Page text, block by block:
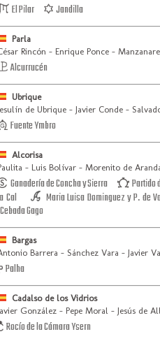
El Pilar Jandilla
Parla
Rincón - Enrique Ponce -
Alcurrucén
Ubrique
de Ubrique - Javier Conde -
Fuente Ymbro
Alcorisa
- Luis Bolívar - Morenito de
Ganadería de Concha y Sierra
Partido
Cal
Maria Luisa Dominguez y P. de
Cebada Gago
Bargas
Barrera - Sánchez Vara - Javier
Palha
Cadalso de los Vidrios
González - Pepe Moral - Jesús de
Rocío de la Cámara Ysern